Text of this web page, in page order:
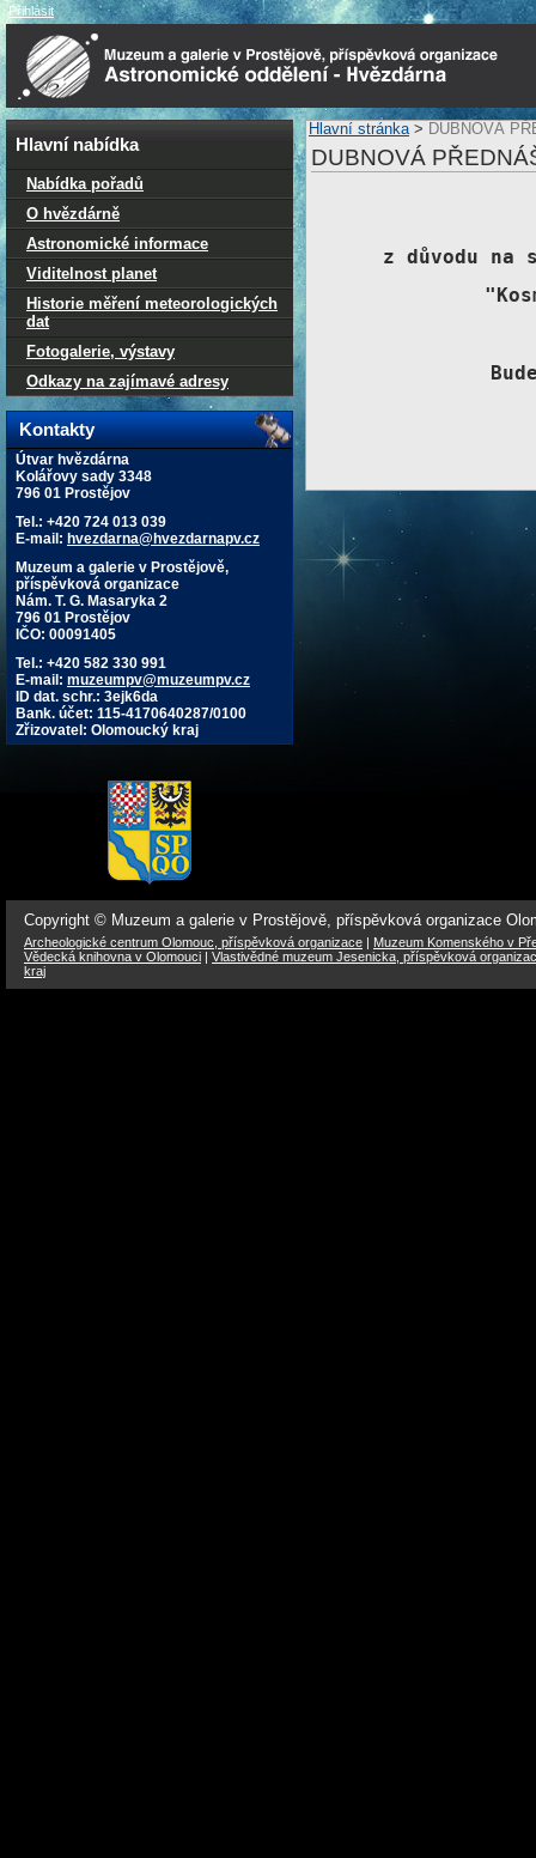
Hlavní nabídka
Nabídka pořadů
O hvězdárně
Astronomické informace
Viditelnost planet
Historie měření meteorologických
dat
Fotogalerie, výstavy
Odkazy na zajímavé adresy
Kontakty
Útvar hvězdárna
Kolářovy sady 3348
796 01 Prostějov
Tel.: +420 724 013 039
E-mail: hvezdarna@hvezdarnapv.cz
Muzeum a galerie v Prostějově,
příspěvková organizace
Nám. T. G. Masaryka 2
796 01 Prostějov
IČO: 00091405
Tel.: +420 582 330 991
E-mail: muzeumpv@muzeumpv.cz
ID dat. schr.: 3ejk6da
Bank. účet: 115-4170640287/0100
Zřizovatel: Olomoucký kraj
Hlavní stránka> DUBNOVÁ
DUBNOVÁ
z důvodu na
Copyright © Muzeum a galerie v Prostějově, příspěvková organizace
Archeologické centrum Olomouc, příspěvková organizace | Muzeum Komenského v
Vědecká knihovna v Olomouci | Vlastivědné muzeum Jesenicka, příspěvková
kraj
Přihlásit